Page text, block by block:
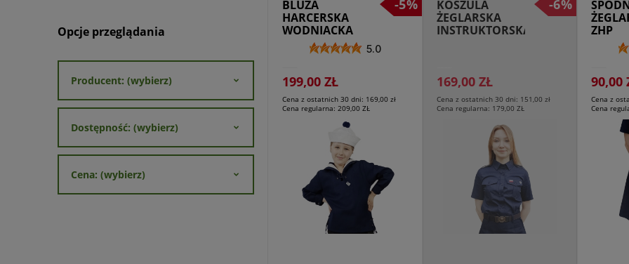
Opcje przeglądania
Producent: (wybierz)
Dostępność: (wybierz)
Cena: (wybierz)
BLUZA
HARCERSKA
WODNIACKA
5.0
199,00 ZŁ
Cena z ostatnich 30 dni: 169,00 zł
Cena regularna: 209,00 ZŁ
-5%
KOSZULA
ŻEGLARSKA
INSTRUKTORSKA
169,00 ZŁ
Cena z ostatnich 30 dni: 151,00 zł
Cena regularna: 179,00 ZŁ
-6%
ZHP
90,00
Cena z
Cena